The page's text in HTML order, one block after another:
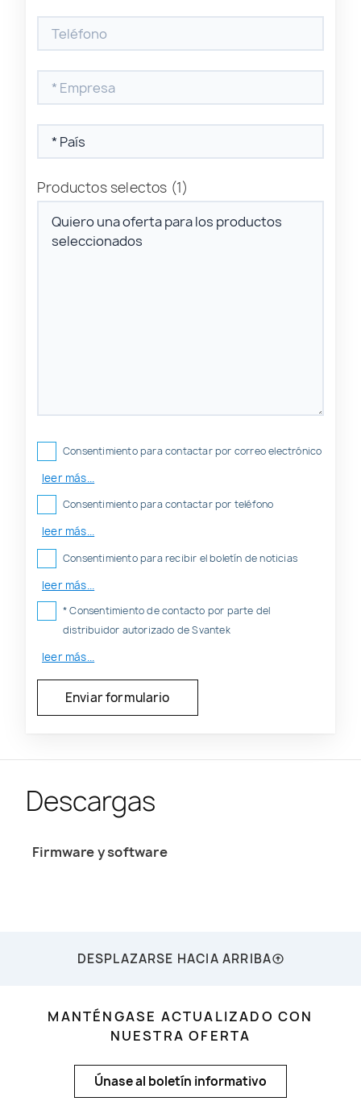
Productos selectos (1)
Consentimiento para contactar por correo electrónico
leer más...
Consentimiento para contactar por teléfono
leer más...
Consentimiento para recibir el boletín de noticias
leer más...
* Consentimiento de contacto por parte del
distribuidor autorizado de Svantek
leer más...
Descargas
Firmware y software
DESPLAZARSE HACIA ARRIBA
MANTÉNGASE ACTUALIZADO CON
NUESTRA OFERTA
Únase al boletín informativo